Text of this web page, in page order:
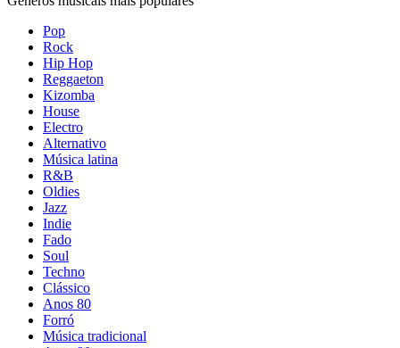
Pop
Rock
Hip Hop
Reggaeton
Kizomba
House
Electro
Alternativo
Música latina
R&B
Oldies
Jazz
Indie
Fado
Soul
Techno
Clássico
Anos 80
Forró
Música tradicional